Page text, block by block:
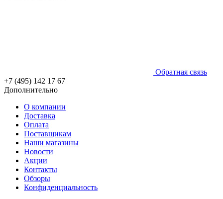
Обратная связь
+7 (495) 142 17 67
Дополнительно
О компании
Доставка
Оплата
Поставщикам
Наши магазины
Новости
Акции
Контакты
Обзоры
Конфиденциальность